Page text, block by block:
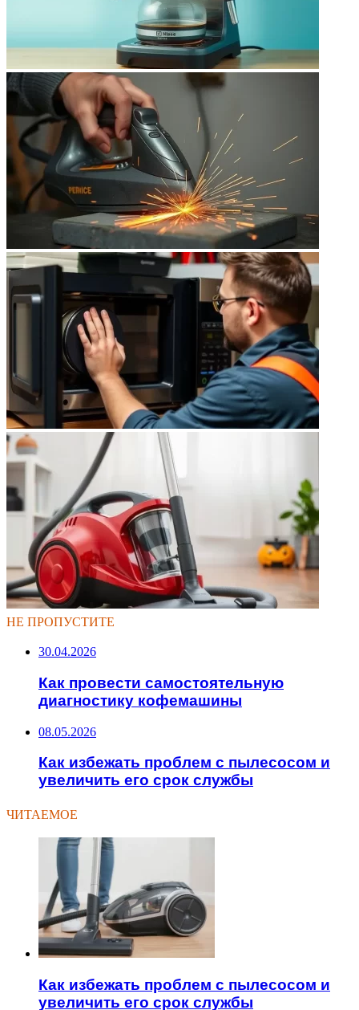
НЕ ПРОПУСТИТЕ
30.04.2026
Как провести самостоятельную
диагностику кофемашины
08.05.2026
Как избежать проблем с пылесосом и
увеличить его срок службы
ЧИТАЕМОЕ
Как избежать проблем с пылесосом и
увеличить его срок службы